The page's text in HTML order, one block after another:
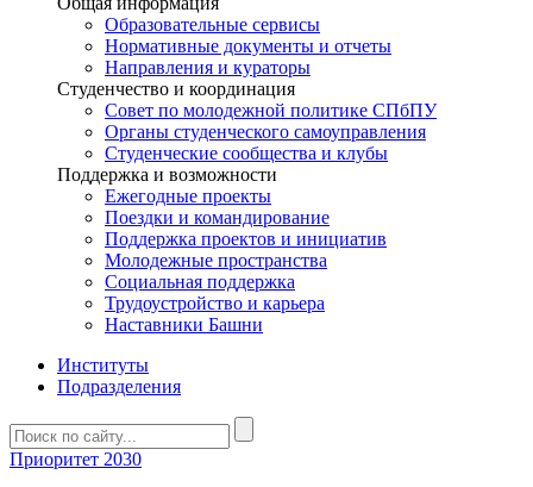
Образовательные сервисы
Нормативные документы и отчеты
Направления и кураторы
Студенчество и координация
Совет по молодежной политике СПбПУ
Органы студенческого самоуправления
Студенческие сообщества и клубы
Поддержка и возможности
Ежегодные проекты
Поездки и командирование
Поддержка проектов и инициатив
Молодежные пространства
Социальная поддержка
Трудоустройство и карьера
Наставники Башни
Институты
Подразделения
Приоритет 2030